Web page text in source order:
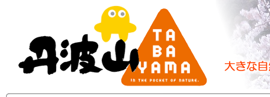
ャ
ン
プ